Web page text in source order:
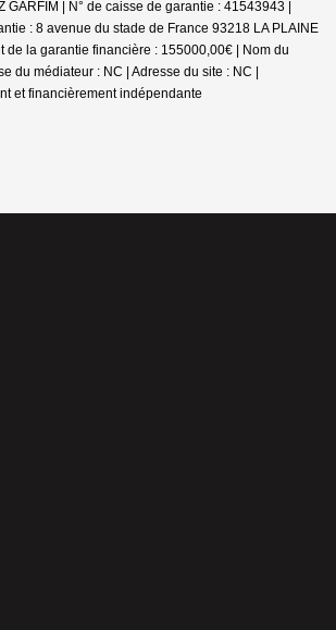
GARFIM | N° de caisse de garantie : 41543943 |
: 8 avenue du stade de France 93218 LA PLAINE
de la garantie financière : 155000,00€ | Nom du
du médiateur : NC | Adresse du site : NC |
et financièrement indépendante